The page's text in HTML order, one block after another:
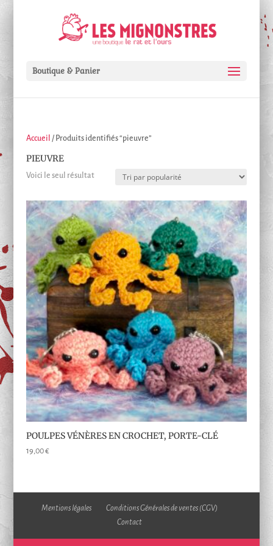
Boutique & Panier
Accueil / Produits identifiés “pieuvre”
PIEUVRE
Voici le seul résultat
POULPES VÉNÈRES EN CROCHET, PORTE-CLÉ
19,00€
Mentions légales
Conditions Générales de ventes (CGV)
Contact